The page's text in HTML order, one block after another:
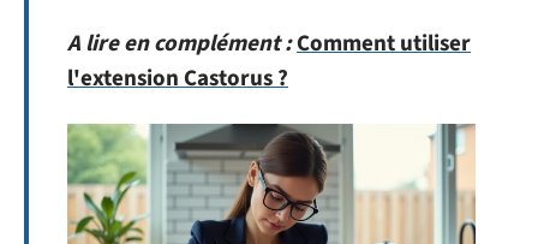
A lire en complément :Comment utiliser
l'extension Castorus ?